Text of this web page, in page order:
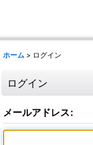
ホーム > ログイン
ログイン
メールアドレス: